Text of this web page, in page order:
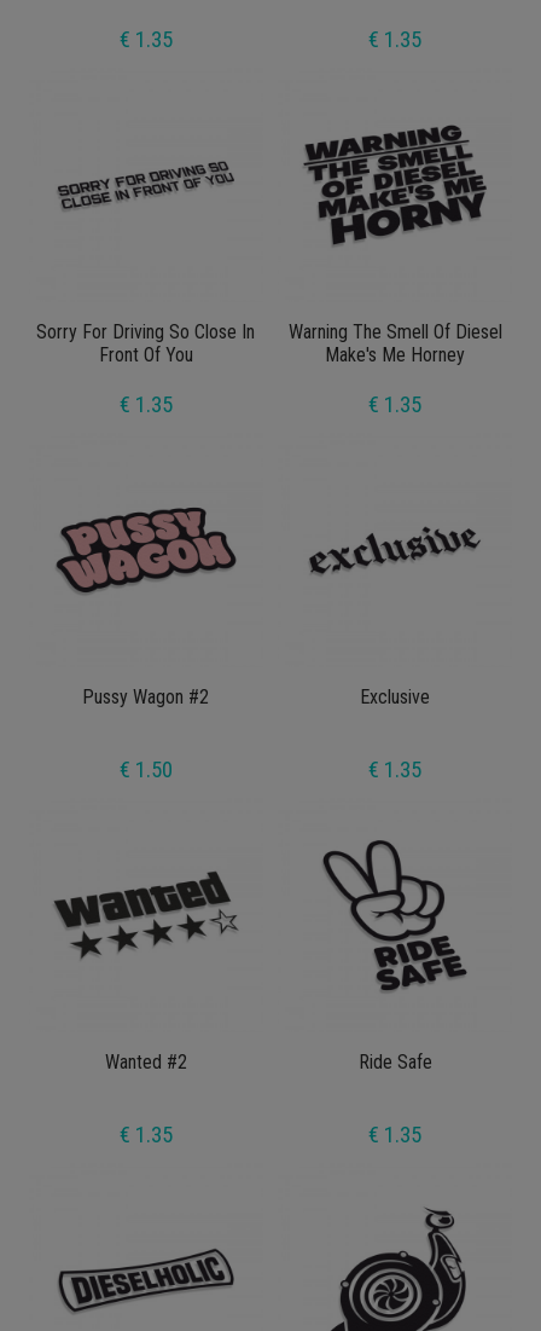
€ 1.35 € 1.35
Sorry For Driving So Close In
Front Of You
€ 1.35
Warning The Smell Of Diesel
Make's Me Horney
€ 1.35
Pussy Wagon #2
€ 1.50
Exclusive
€ 1.35
Wanted #2
€ 1.35
Ride Safe
€ 1.35